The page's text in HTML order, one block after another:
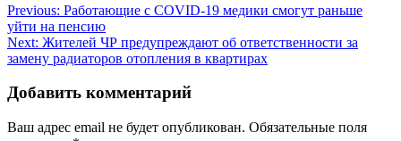
Навигация
по
записям
Previous: Работающие с COVID-19 медики смогут раньше
уйти на пенсию
Next: Жителей ЧР предупреждают об ответственности за
замену радиаторов отопления в квартирах
Добавить комментарий
Ваш адрес email не будет опубликован. Обязательные поля